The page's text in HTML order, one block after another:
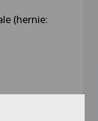
(hernie: